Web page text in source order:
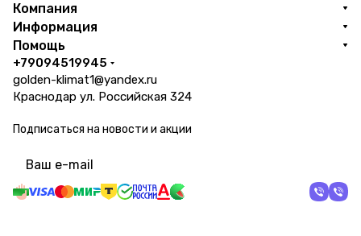
Компания
Информация
Помощь
+79094519945
golden-klimat1@yandex.ru
Краснодар ул. Российская 324
Подписаться на новости и акции